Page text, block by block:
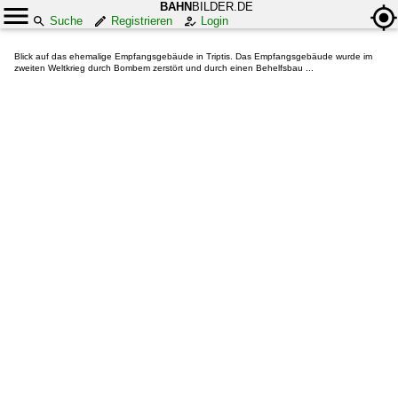
BAHN BILDER.DE
Suche
Registrieren Login
Blick auf das ehemalige Empfangsgebäude in Triptis. Das Empfangsgebäude wurde im
zweiten Weltkrieg durch Bombem zerstört und durch einen Behelfsbau ...